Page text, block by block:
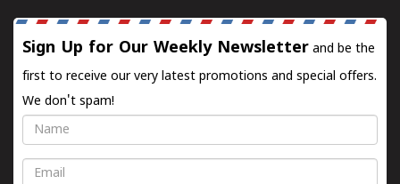
Sign Up for Our Weekly Newsletter and be the
first to receive our very latest promotions and special offers.
We don't spam!
Name
Email